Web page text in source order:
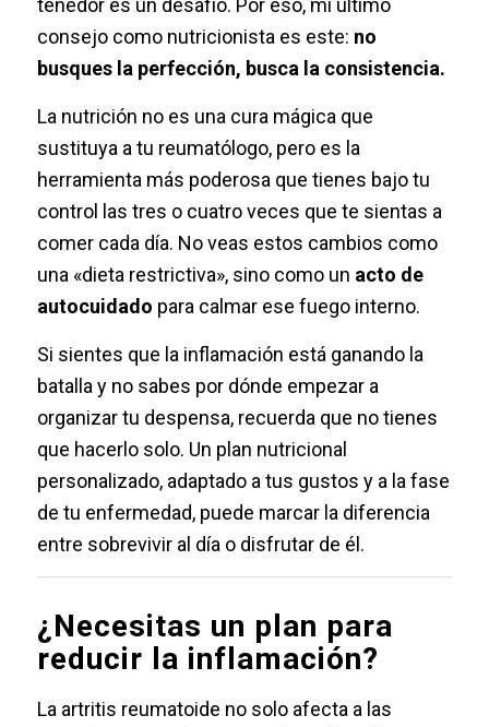
consejo como nutricionista es este: no
busques la perfección, busca la consistencia.
La nutrición no es una cura mágica que
sustituya a tu reumatólogo, pero es la
herramienta más poderosa que tienes bajo tu
control las tres o cuatro veces que te sientas a
comer cada día. No veas estos cambios como
una «dieta restrictiva», sino como un acto de
autocuidado para calmar ese fuego interno.
Si sientes que la inflamación está ganando la
batalla y no sabes por dónde empezar a
organizar tu despensa, recuerda que no tienes
que hacerlo solo. Un plan nutricional
personalizado, adaptado a tus gustos y a la fase
de tu enfermedad, puede marcar la diferencia
entre sobrevivir al día o disfrutar de él.
¿Necesitas un plan para
reducir la inflamación?
La artritis reumatoide no solo afecta a las